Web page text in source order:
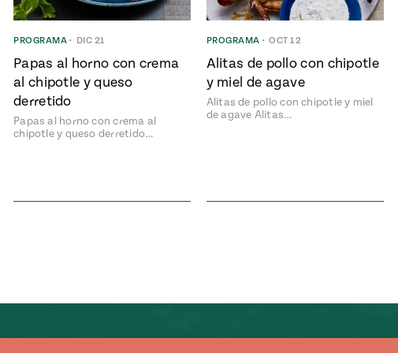
PROGRAMA • DIC 21
Papas al horno con crema
al chipotle y queso
derretido
Papas al horno con crema al
chipotle y queso derretido…
PROGRAMA • OCT 12
Alitas de pollo con chipotle
y miel de agave
Alitas de pollo con chipotle y miel
de agave Alitas…